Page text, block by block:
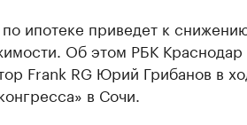
ипотеке приведет к
Об этом РБК Краснодар
Frank RG Юрий Грибанов в
в Сочи.